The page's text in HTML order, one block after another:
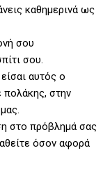
καθημερινά ως
σου
σου.
αυτός ο
στην
στο πρόβλημά σας
όσον αφορά